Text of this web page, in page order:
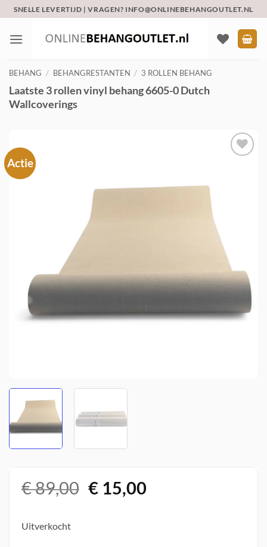
naar
inhoud
SNELLE LEVERTIJD | VRAGEN? INFO@ONLINEBEHANGOUTLET.NL
BEHANG / BEHANGRESTANTEN / 3 ROLLEN BEHANG
Laatste 3 rollen vinyl behang 6605-0 Dutch
Wallcoverings
Actie
€89,00 Oorspronkelijke
€15,00Huidige
Uitverkocht